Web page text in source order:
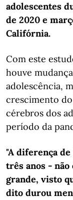
adolescentes
de 2020 e
Califórnia.
Com este
houve
adolescência,
crescimento
cérebros dos
período da
"A diferença
três anos - não
grande, visto
dito durou